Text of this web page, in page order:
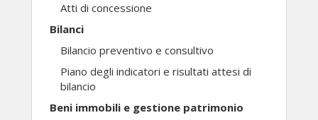
Atti di concessione
Bilanci
Bilancio preventivo e consultivo
Piano degli indicatori e risultati attesi di
bilancio
Beni immobili e gestione patrimonio